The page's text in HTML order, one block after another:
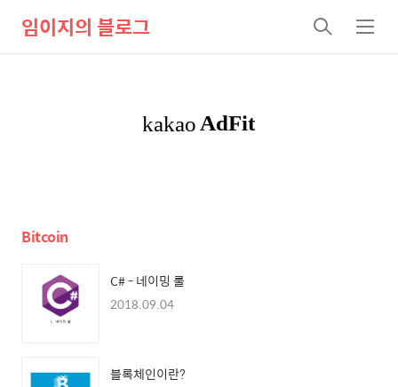
임이지의 블로그
검
색
메
뉴
Bitcoin
C# - 네이밍 룰
2018.09.04
블록체인이란?